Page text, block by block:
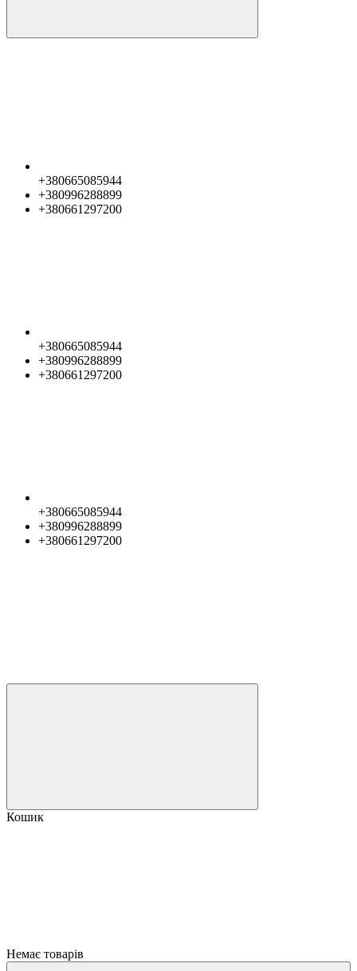
+380665085944
+380996288899
+380661297200
+380665085944
+380996288899
+380661297200
+380665085944
+380996288899
+380661297200
Кошик
Немає товарів